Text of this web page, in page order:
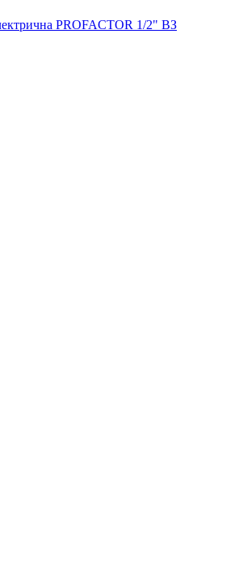
PROFACTOR 1/2" ВЗ